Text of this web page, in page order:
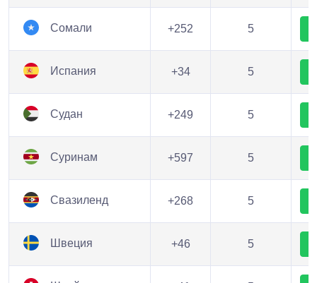
Сомали +252 5
Испания +34 5
Судан +249 5
Суринам +597 5
Свазиленд +268 5
Швеция +46 5